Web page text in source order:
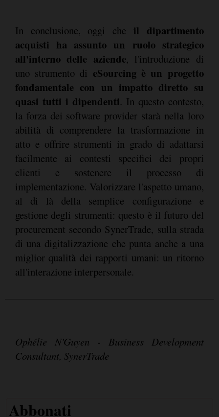
In conclusione, oggi che il dipartimento
acquisti ha assunto un ruolo strategico
all'interno delle aziende, l'introduzione di
uno strumento di eSourcing è un progetto
fondamentale con un impatto diretto su
quasi tutti i dipendenti. In questo contesto,
la forza dei software provider starà nella loro
abilità di comprendere la trasformazione in
atto e offrire strumenti in grado di adattarsi
facilmente ai contesti specifici dei propri
clienti e sostenere il processo di
implementazione. Valorizzare l'aspetto umano,
al di là della semplice configurazione e
gestione degli strumenti: questo è il futuro del
procurement secondo SynerTrade, sulla strada
di una digitalizzazione che punta anche a una
miglior qualità dei rapporti umani: un ritorno
all'interazione interpersonale.
Ophélie N'Guyen - Business Development
Consultant, SynerTrade